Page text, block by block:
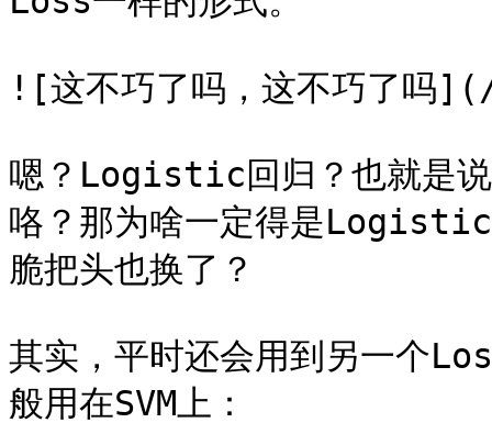
![这不巧了吗，这不巧了吗
嗯？Logistic回归？也就是说
咯？那为啥一定得是Logistic
脆把头也换了？
其实，平时还会用到另一个
般用在SVM上：